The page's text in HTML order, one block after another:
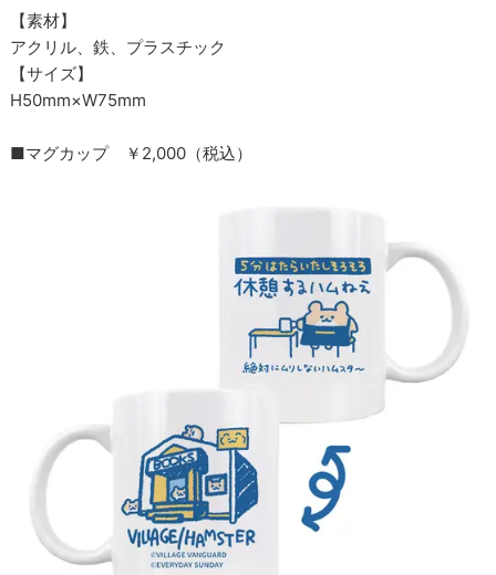
【素材】
アクリル、鉄、プラスチック
【サイズ】
H50mm×W75mm
■マグカップ ￥2,000（税込）